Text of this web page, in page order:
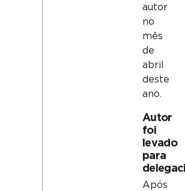
autor
no
mês
de
abril
deste
ano.
Autor
foi
levado
para
Após